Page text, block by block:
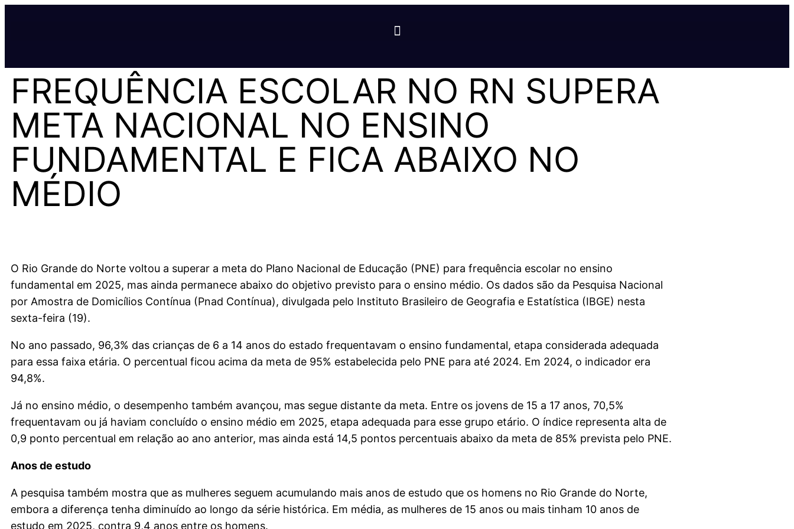
FREQUÊNCIA ESCOLAR NO RN SUPERA
META NACIONAL NO ENSINO
FUNDAMENTAL E FICA ABAIXO NO
MÉDIO
O Rio Grande do Norte voltou a superar a meta do Plano Nacional de Educação (PNE) para frequência escolar no ensino
fundamental em 2025, mas ainda permanece abaixo do objetivo previsto para o ensino médio. Os dados são da Pesquisa Nacional
por Amostra de Domicílios Contínua (Pnad Contínua), divulgada pelo Instituto Brasileiro de Geografia e Estatística (IBGE) nesta
sexta-feira (19).
No ano passado, 96,3% das crianças de 6 a 14 anos do estado frequentavam o ensino fundamental, etapa considerada adequada
para essa faixa etária. O percentual ficou acima da meta de 95% estabelecida pelo PNE para até 2024. Em 2024, o indicador era
94,8%.
Já no ensino médio, o desempenho também avançou, mas segue distante da meta. Entre os jovens de 15 a 17 anos, 70,5%
frequentavam ou já haviam concluído o ensino médio em 2025, etapa adequada para esse grupo etário. O índice representa alta de
0,9 ponto percentual em relação ao ano anterior, mas ainda está 14,5 pontos percentuais abaixo da meta de 85% prevista pelo PNE.
Anos de estudo
A pesquisa também mostra que as mulheres seguem acumulando mais anos de estudo que os homens no Rio Grande do Norte,
embora a diferença tenha diminuído ao longo da série histórica. Em média, as mulheres de 15 anos ou mais tinham 10 anos de
estudo em 2025, contra 9,4 anos entre os homens.